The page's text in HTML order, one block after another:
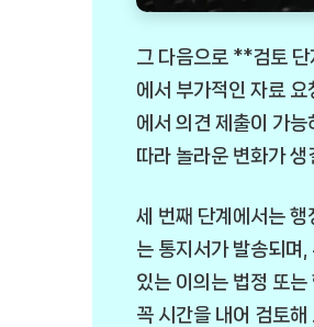
그 다음으로 **검토
에서 부가적인 자료 요
에서 의견 제출이 가능
따라 놀라운 변화가 생
세 번째 단계에서는 행
는 통지서가 발송되며
있는 이의는 법정 또는
꼭 시간을 내어 검토해